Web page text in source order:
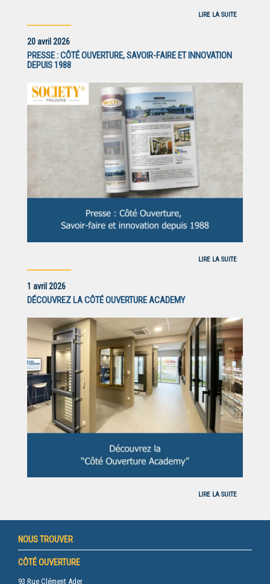
LIRE LA SUITE
20 avril 2026
PRESSE : CÔTÉ OUVERTURE, SAVOIR-FAIRE ET INNOVATION
DEPUIS 1988
LIRE LA SUITE
1 avril 2026
DÉCOUVREZ LA CÔTÉ OUVERTURE ACADEMY
LIRE LA SUITE
NOUS TROUVER
CÔTÉ OUVERTURE
93 Rue Clément Ader